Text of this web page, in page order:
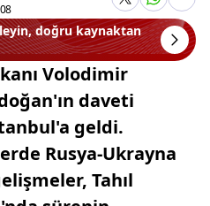
doğru kaynaktan
Volodimir
daveti
geldi.
Rusya-Ukrayna
Tahıl